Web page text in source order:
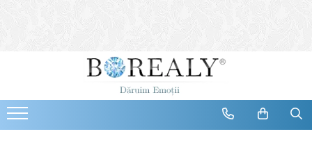
Bijuterii
Cercei
Bratari